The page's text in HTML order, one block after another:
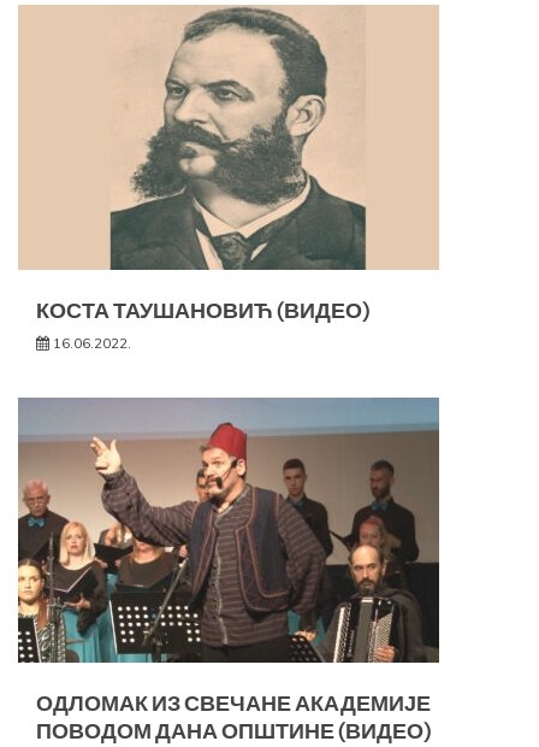
КОСТА ТАУШАНОВИЋ (ВИДЕО)
16.06.2022.
ОДЛОМАК ИЗ СВЕЧАНЕ АКАДЕМИЈЕ
ПОВОДОМ ДАНА ОПШТИНЕ (ВИДЕО)